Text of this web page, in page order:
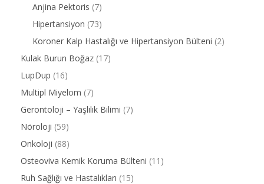
Anjina Pektoris (7)
Hipertansiyon (73)
Koroner Kalp Hastalığı ve Hipertansiyon Bülteni (2)
Kulak Burun Boğaz (17)
LupDup (16)
Multipl Miyelom (7)
Gerontoloji – Yaşlılık Bilimi (7)
Nöroloji (59)
Onkoloji (88)
Osteoviva Kemik Koruma Bülteni (11)
Ruh Sağlığı ve Hastalıkları (15)